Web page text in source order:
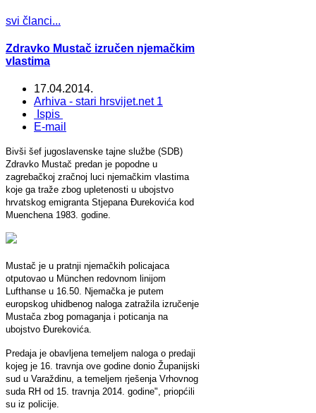
svi članci...
Zdravko Mustač izručen njemačkim
vlastima
17.04.2014.
Arhiva - stari hrsvijet.net 1
Ispis
E-mail
Bivši šef jugoslavenske tajne službe (SDB)
Zdravko Mustač predan je popodne u
zagrebačkoj zračnoj luci njemačkim vlastima
koje ga traže zbog upletenosti u ubojstvo
hrvatskog emigranta Stjepana Đurekovića kod
Muenchena 1983. godine.
Mustač je u pratnji njemačkih policajaca
otputovao u München redovnom linijom
Lufthanse u 16.50. Njemačka je putem
europskog uhidbenog naloga zatražila izručenje
Mustača zbog pomaganja i poticanja na
ubojstvo Đurekovića.
Predaja je obavljena temeljem naloga o predaji
kojeg je 16. travnja ove godine donio Županijski
sud u Varaždinu, a temeljem rješenja Vrhovnog
suda RH od 15. travnja 2014. godine", priopćili
su iz policije.